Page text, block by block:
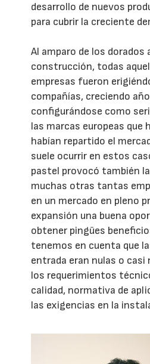
desarrollo de nuevos
para cubrir la creciente
Al amparo de los dorados
construcción, todas
empresas fueron
compañías, creciendo
configurándose como
las marcas europeas que
habían repartido el
suele ocurrir en estos
pastel provocó también
muchas otras tantas
en un mercado en pleno
expansión una buena
obtener pingües
tenemos en cuenta que
entrada eran nulas o
los requerimientos
calidad, normativa de
las exigencias en la